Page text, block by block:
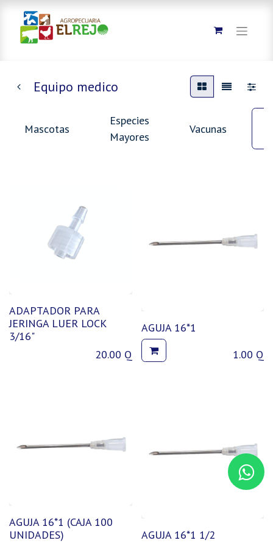
Equipo medico
Mascotas
Especies
Mayores
Vacunas
ADAPTADOR PARA
JERINGA LUER LOCK
3/16"
20.00 Q
AGUJA 16*1
1.00 Q
AGUJA 16*1 (CAJA 100
UNIDADES)
AGUJA 16*1 1/2